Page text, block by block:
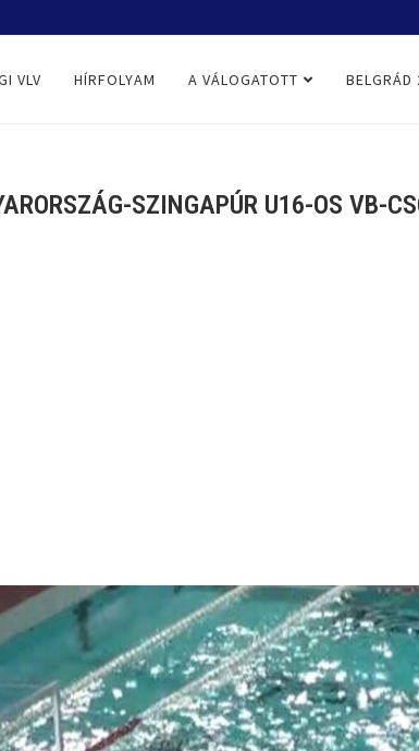
VLV HÍRFOLYAM A VÁLOGATOTT BELGRÁD
SZINGAPÚR U16-OS VB-